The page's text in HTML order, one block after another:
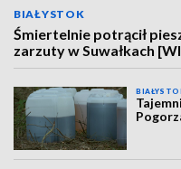
BIAŁYSTOK
Śmiertelnie potrącił
zarzuty w Suwałkach